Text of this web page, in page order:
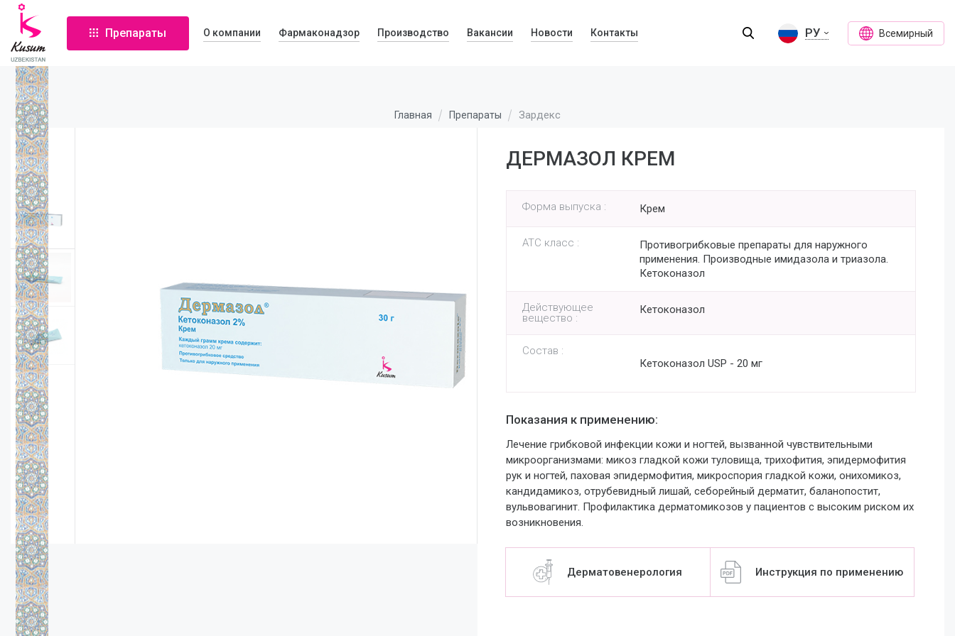
Препараты О компании Фармаконадзор Производство Вакансии Новости Контакты РУ Всемирный
Главная Препараты Зардекс
ДЕРМАЗОЛ КРЕМ
Форма выпуска : Крем
АТС класс :
Противогрибковые препараты для наружного
применения. Производные имидазола и триазола.
Кетоконазол
Действующее
вещество :
Кетоконазол
Состав :
Кетоконазол USP - 20 мг
Показания к применению:
Лечение грибковой инфекции кожи и ногтей, вызванной чувствительными
микроорганизмами: микоз гладкой кожи туловища, трихофития, эпидермофития
рук и ногтей, паховая эпидермофития, микроспория гладкой кожи, онихомикоз,
кандидамикоз, отрубевидный лишай, себорейный дерматит, баланопостит,
вульвовагинит. Профилактика дерматомикозов у пациентов с высоким риском их
возникновения.
Дерматовенерология Инструкция по применению